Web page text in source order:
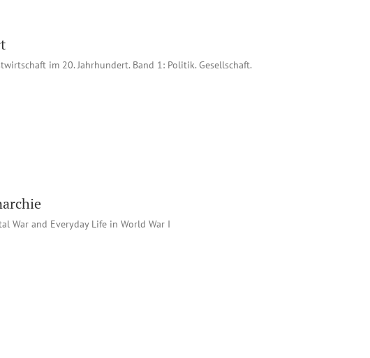
im 20. Jahrhundert. Band 1: Politik. Gesellschaft.
War and Everyday Life in World War I